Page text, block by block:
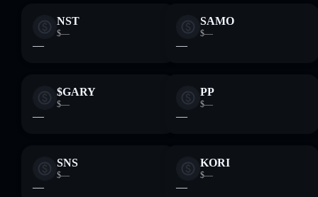
NST
$—
—
SAMO
$—
—
$GARY
$—
—
PP
$—
—
SNS
$—
—
KORI
$—
—